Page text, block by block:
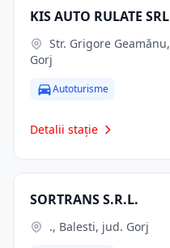
KIS AUTO RULATE SRL
Gorj
Autoturisme
Detalii stație
SORTRANS S.R.L.
., Balesti, jud. Gorj